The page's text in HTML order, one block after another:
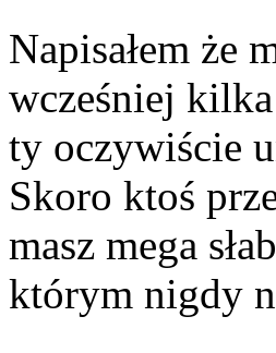
Napisałem że
wcześniej
ty oczywiście
Skoro ktoś
masz mega
którym nigdy